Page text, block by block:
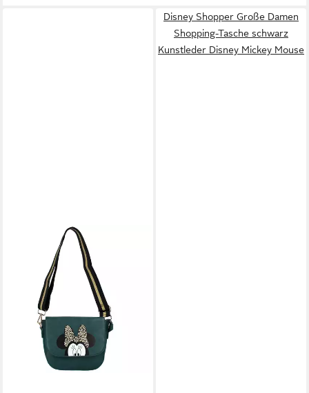
Disney Shopper Große Damen
Shopping-Tasche schwarz
Kunstleder Disney Mickey Mouse